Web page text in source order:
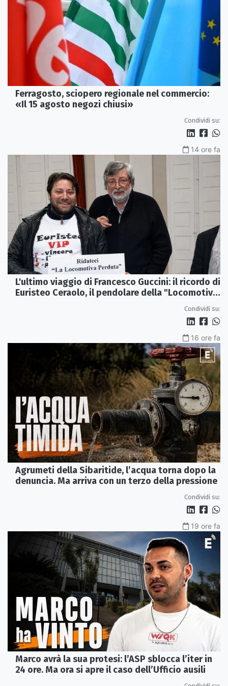
Ferragosto, sciopero regionale nel commercio:
«Il 15 agosto negozi chiusi»
Condividi su:
14 ore fa
L'ultimo viaggio di Francesco Guccini: il ricordo di
Euristeo Ceraolo, il pendolare della "Locomotiva
Condividi su:
16 ore fa
Agrumeti della Sibaritide, l’acqua torna dopo la
denuncia. Ma arriva con un terzo della pressione
Condividi su:
19 ore fa
Marco avrà la sua protesi: l’ASP sblocca l’iter in
24 ore. Ma ora si apre il caso dell’Ufficio ausili